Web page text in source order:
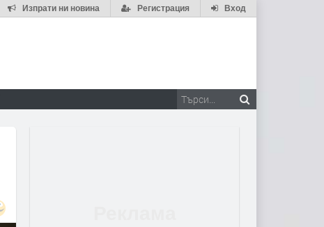
Вход
Регистрация
Изпрати ни новина